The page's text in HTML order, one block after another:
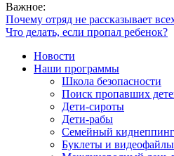
Важное:
Почему отряд не рассказывает
Что делать, если пропал ребенок?
Новости
Наши программы
Школа безопасности
Поиск пропавших
Дети-сироты
Дети-рабы
Семейный киднеппинг
Буклеты и видеофайлы